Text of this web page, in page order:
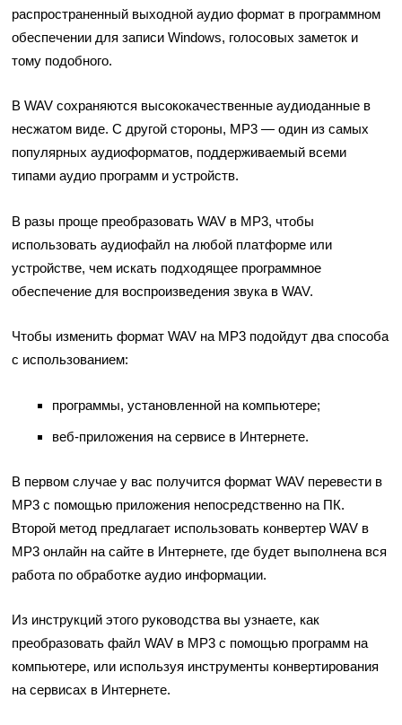
распространенный выходной аудио формат в программном
обеспечении для записи Windows, голосовых заметок и
тому подобного.
В WAV сохраняются высококачественные аудиоданные в
несжатом виде. С другой стороны, MP3 — один из самых
популярных аудиоформатов, поддерживаемый всеми
типами аудио программ и устройств.
В разы проще преобразовать WAV в MP3, чтобы
использовать аудиофайл на любой платформе или
устройстве, чем искать подходящее программное
обеспечение для воспроизведения звука в WAV.
Чтобы изменить формат WAV на MP3 подойдут два способа
с использованием:
программы, установленной на компьютере;
веб-приложения на сервисе в Интернете.
В первом случае у вас получится формат WAV перевести в
MP3 с помощью приложения непосредственно на ПК.
Второй метод предлагает использовать конвертер WAV в
MP3 онлайн на сайте в Интернете, где будет выполнена вся
работа по обработке аудио информации.
Из инструкций этого руководства вы узнаете, как
преобразовать файл WAV в MP3 с помощью программ на
компьютере, или используя инструменты конвертирования
на сервисах в Интернете.